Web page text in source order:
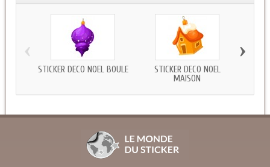
STICKER DECO NOEL BOULE
STICKER DECO NOEL
MAISON
‹ ›